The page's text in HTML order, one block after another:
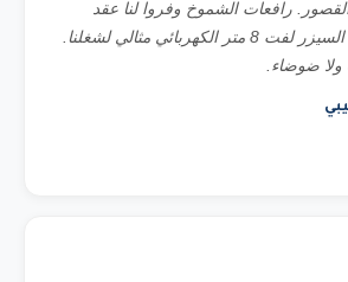
رافعات الشموخ وفروا لنا عقد
شهري بسعر ممتاز. السيزر لفت 8 متر الكهربائي مثالي لشغلنا.
ولا ضوضاء.